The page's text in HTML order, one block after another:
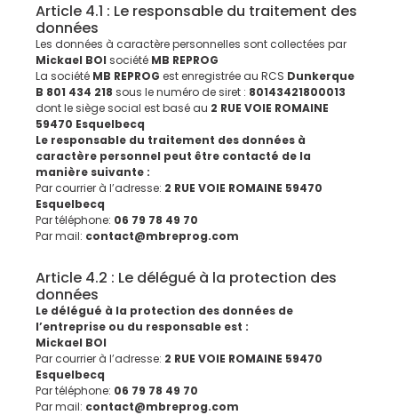
Article 4.1 : Le responsable du traitement des
données
Les données à caractère personnelles sont collectées par
Mickael BOI société MB REPROG
La société MB REPROG est enregistrée au RCS Dunkerque
B 801 434 218 sous le numéro de siret : 80143421800013
dont le siège social est basé au 2 RUE VOIE ROMAINE
59470 Esquelbecq
Le responsable du traitement des données à
caractère personnel peut être contacté de la
manière suivante :
Par courrier à l’adresse: 2 RUE VOIE ROMAINE 59470
Esquelbecq
Par téléphone: 06 79 78 49 70
Par mail: contact@mbreprog.com
Article 4.2 : Le délégué à la protection des
données
Le délégué à la protection des données de
l’entreprise ou du responsable est :
Mickael BOI
Par courrier à l’adresse: 2 RUE VOIE ROMAINE 59470
Esquelbecq
Par téléphone: 06 79 78 49 70
Par mail: contact@mbreprog.com